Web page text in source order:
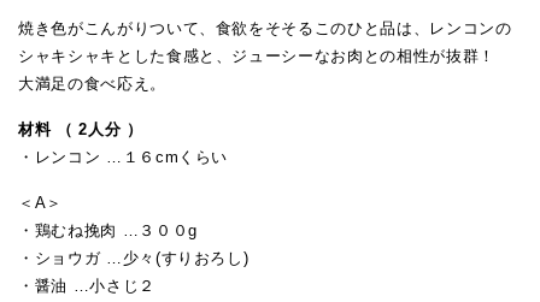
焼き色がこんがりついて、食欲をそそるこのひと品は、レンコンの
シャキシャキとした食感と、ジューシーなお肉との相性が抜群！
大満足の食べ応え。
材料 （ 2人分 ）
・レンコン …１６cmくらい
＜A＞
・鶏むね挽肉 …３００g
・ショウガ …少々(すりおろし)
・醤油 …小さじ２